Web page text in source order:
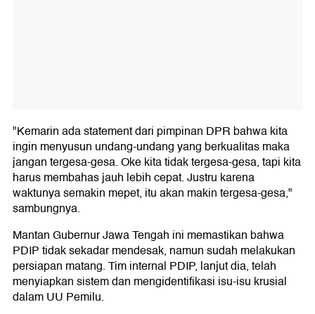
"Kemarin ada statement dari pimpinan DPR bahwa kita
ingin menyusun undang-undang yang berkualitas maka
jangan tergesa-gesa. Oke kita tidak tergesa-gesa, tapi kita
harus membahas jauh lebih cepat. Justru karena
waktunya semakin mepet, itu akan makin tergesa-gesa,"
sambungnya.
Mantan Gubernur Jawa Tengah ini memastikan bahwa
PDIP tidak sekadar mendesak, namun sudah melakukan
persiapan matang. Tim internal PDIP, lanjut dia, telah
menyiapkan sistem dan mengidentifikasi isu-isu krusial
dalam UU Pemilu.